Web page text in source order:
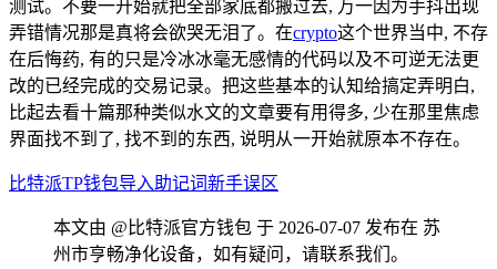
测试。不要一开始就把全部家底都搬过去, 万一因为手抖出现
弄错情况那是真将会欲哭无泪了。在crypto这个世界当中, 不存
在后悔药, 有的只是冷冰冰毫无感情的代码以及不可逆无法更
改的已经完成的交易记录。把这些基本的认知给搞定弄明白,
比起去看十篇那种类似水文的文章要有用得多, 少在那里焦虑
界面找不到了, 找不到的东西, 说明从一开始就原本不存在。
比特派TP钱包导入助记词新手误区
本文由 @比特派官方钱包 于 2026-07-07 发布在 苏
州市亨畅净化设备，如有疑问，请联系我们。